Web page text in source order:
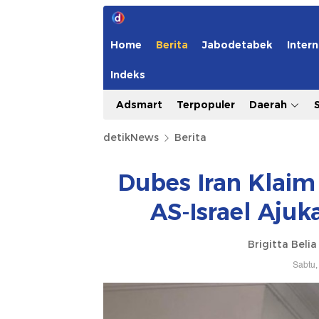
Home Berita Jabodetabek
Indeks
Adsmart Terpopuler Daerah
detikNews Berita
Dubes Iran
AS-Israel
Brigitta